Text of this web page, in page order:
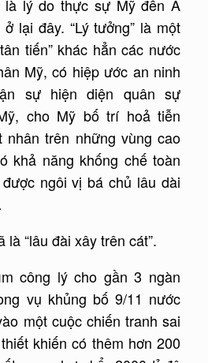
là lý do thực sự Mỹ đến A
lại đây. “Lý tưởng” là một
tiến” khác hẳn các nước
Mỹ, có hiệp ước an ninh
sự hiện diện quân sự
cho Mỹ bố trí hoả tiễn
nhân trên những vùng cao
khả năng khống chế toàn
ngôi vị bá chủ lâu dài
là “lâu đài xây trên cát”.
công lý cho gần 3 ngàn
vụ khủng bố 9/11 nước
một cuộc chiến tranh sai
khiến có thêm hơn 200